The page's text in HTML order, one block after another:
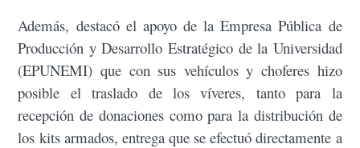
Además, destacó el apoyo de la Empresa Pública de
Producción y Desarrollo Estratégico de la Universidad
(EPUNEMI) que con sus vehículos y choferes hizo
posible el traslado de los víveres, tanto para la
recepción de donaciones como para la distribución de
los kits armados, entrega que se efectuó directamente a